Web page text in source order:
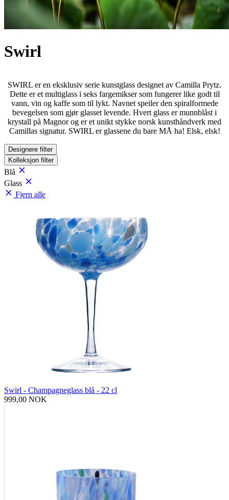
Swirl
SWIRL er en eksklusiv serie kunstglass designet av Camilla Prytz.
Dette er et multiglass i seks fargemikser som fungerer like godt til
vann, vin og kaffe som til lykt. Navnet speiler den spiralformede
bevegelsen som gjør glasset levende. Hvert glass er munnblåst i
krystall på Magnor og er et unikt stykke norsk kunsthåndverk med
Camillas signatur. SWIRL er glassene du bare MÅ ha! Elsk, elsk!
Designere filter
Kolleksjon filter
Blå
Glass
Fjern alle
Swirl - Champagneglass blå - 22 cl
999,00 NOK